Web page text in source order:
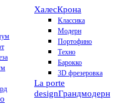
ХалесКрона
Классика
Модерн
Портофино
Техно
Барокко
3D фрезеровка
La porte
designГрандмодерн